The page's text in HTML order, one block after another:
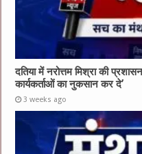
दतिया में नरोत्तम मिश्रा की
कार्यकर्ताओं का नुकसान कर दे’
3 weeks ago